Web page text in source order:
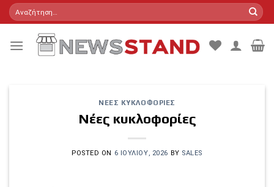
Skip
to
Αναζήτηση
για:
ΝΈΕΣ ΚΥΚΛΟΦΟΡΊΕΣ
Νέες κυκλοφορίες
POSTED ON 6 ΙΟΥΛΊΟΥ, 2026 BY SALES